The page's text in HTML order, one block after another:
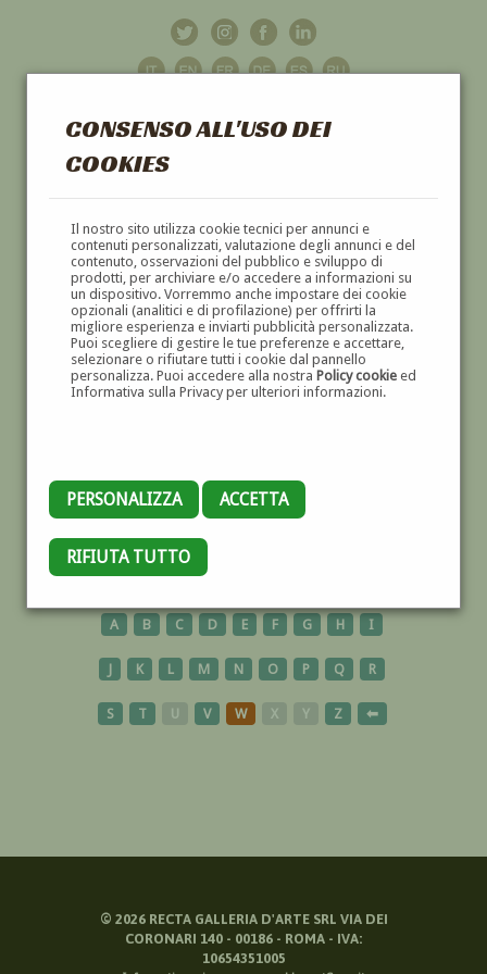
CONSENSO ALL'USO DEI
COOKIES
Il nostro sito utilizza cookie tecnici per annunci e
contenuti personalizzati, valutazione degli annunci e del
contenuto, osservazioni del pubblico e sviluppo di
prodotti, per archiviare e/o accedere a informazioni su
un dispositivo. Vorremmo anche impostare dei cookie
opzionali (analitici e di profilazione) per offrirti la
migliore esperienza e inviarti pubblicità personalizzata.
Puoi scegliere di gestire le tue preferenze e accettare,
selezionare o rifiutare tutti i cookie dal pannello
personalizza. Puoi accedere alla nostra Policy cookieed
Informativa sulla Privacy per ulteriori informazioni.
PERSONALIZZA ACCETTA
RIFIUTA TUTTO
GALLERIAD'ARTE
DIPINTI E SCULTURE '800 E '900
PASTELLO
A B C D E F G H I
J K L M N O P Q R
S T U V W X Y Z ⬅
© 2026RECTA GALLERIA D'ARTE SRL VIA DEI
CORONARI 140 - 00186 - ROMA - IVA:
10654351005